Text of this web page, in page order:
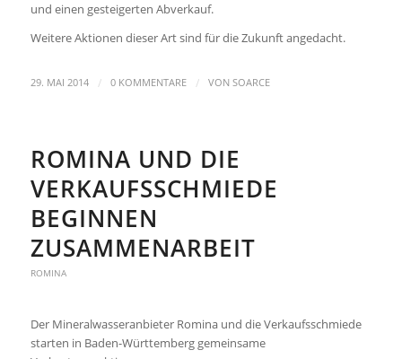
und einen gesteigerten Abverkauf.
Weitere Aktionen dieser Art sind für die Zukunft angedacht.
29. MAI 2014 / 0 KOMMENTARE / VON SOARCE
ROMINA UND DIE
VERKAUFSSCHMIEDE
BEGINNEN
ZUSAMMENARBEIT
ROMINA
Der Mineralwasseranbieter Romina und die Verkaufsschmiede
starten in Baden-Württemberg gemeinsame